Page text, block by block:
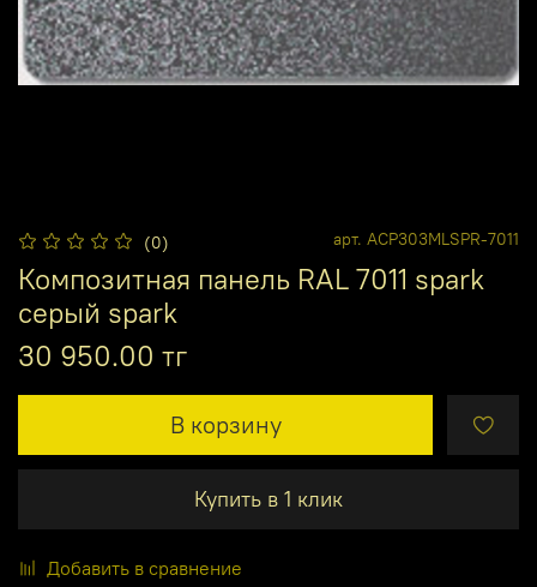
(0) арт. ACP303MLSPR-7011
Композитная панель RAL 7011 spark
серый spark
30 950.00 тг
В корзину
Купить в 1 клик
Добавить в сравнение